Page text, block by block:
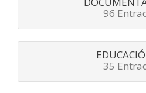
96
35